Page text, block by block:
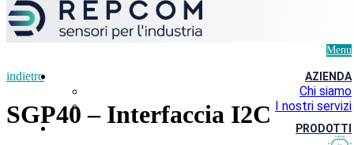
Menu
AZIENDA
Chi siamo
I nostri servizi
PRODOTTI
indietro
SGP40 – Interfaccia I2C